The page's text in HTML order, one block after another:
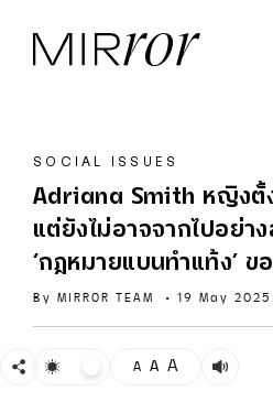
SOCIAL ISSUES
Adriana Smith หญิงตั้
แต่ยังไม่อาจจากไปอย่าง
‘กฎหมายแบนทำแท้ง’ ข
By MIRROR TEAM • 19 May 2025
A A A